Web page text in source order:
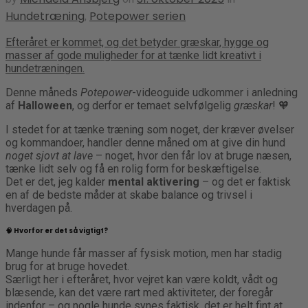
Hundetræning, Potepower serien
Efteråret er kommet, og det betyder græskar, hygge og
masser af gode muligheder for at tænke lidt kreativt i
hundetræningen.
Denne måneds Potepower-videoguide udkommer i anledning
af Halloween, og derfor er temaet selvfølgelig græskar! 🧡
I stedet for at tænke træning som noget, der kræver øvelser
og kommandoer, handler denne måned om at give din hund
noget sjovt at lave – noget, hvor den får lov at bruge næsen,
tænke lidt selv og få en rolig form for beskæftigelse.
Det er det, jeg kalder mental aktivering – og det er faktisk
en af de bedste måder at skabe balance og trivsel i
hverdagen på.
🧠 Hvorfor er det så vigtigt?
Mange hunde får masser af fysisk motion, men har stadig
brug for at bruge hovedet.
Særligt her i efteråret, hvor vejret kan være koldt, vådt og
blæsende, kan det være rart med aktiviteter, der foregår